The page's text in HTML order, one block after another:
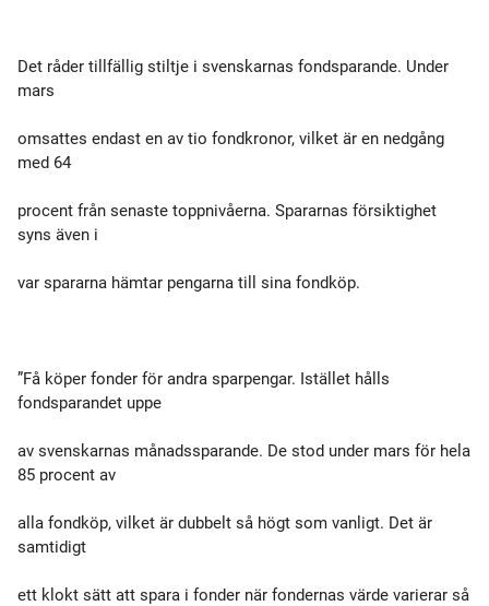
Det råder tillfällig stiltje i svenskarnas fondsparande. Under
mars
omsattes endast en av tio fondkronor, vilket är en nedgång
med 64
procent från senaste toppnivåerna. Spararnas försiktighet
syns även i
var spararna hämtar pengarna till sina fondköp.
”Få köper fonder för andra sparpengar. Istället hålls
fondsparandet uppe
av svenskarnas månadssparande. De stod under mars för hela
85 procent av
alla fondköp, vilket är dubbelt så högt som vanligt. Det är
samtidigt
ett klokt sätt att spara i fonder när fondernas värde varierar så